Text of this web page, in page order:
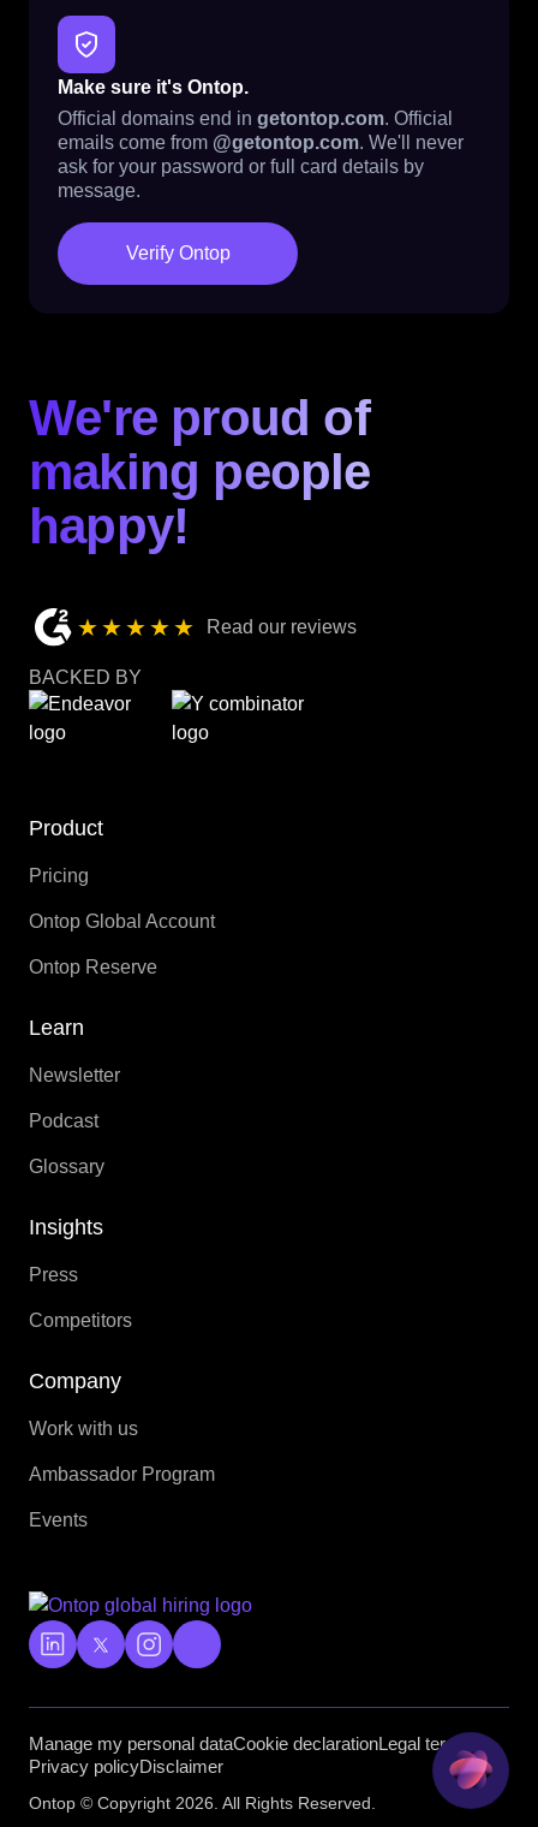
Make sure it's Ontop.
Official domains end in getontop.com. Official
emails come from @getontop.com. We'll never
ask for your password or full card details by
message.
Verify Ontop
We're proud of
making people
happy!
★★★★★ Read our reviews
BACKED BY
Product
Pricing
Ontop Global Account
Ontop Reserve
Learn
Newsletter
Podcast
Glossary
Insights
Press
Competitors
Company
Work with us
Ambassador Program
Events
Manage my personal dataCookie declarationLegal terms
Privacy policyDisclaimer
Ontop © Copyright 2026. All Rights Reserved.